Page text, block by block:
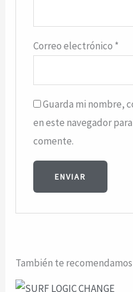
Correo electrónico *
Guarda mi nombre,
en este navegador
comente.
También te